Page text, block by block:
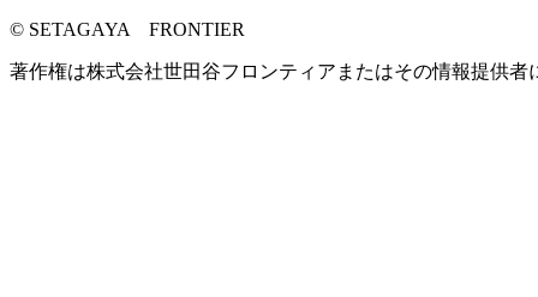
© SETAGAYA FRONTIER
著作権は株式会社世田谷フロンティアまたはその情報提供者